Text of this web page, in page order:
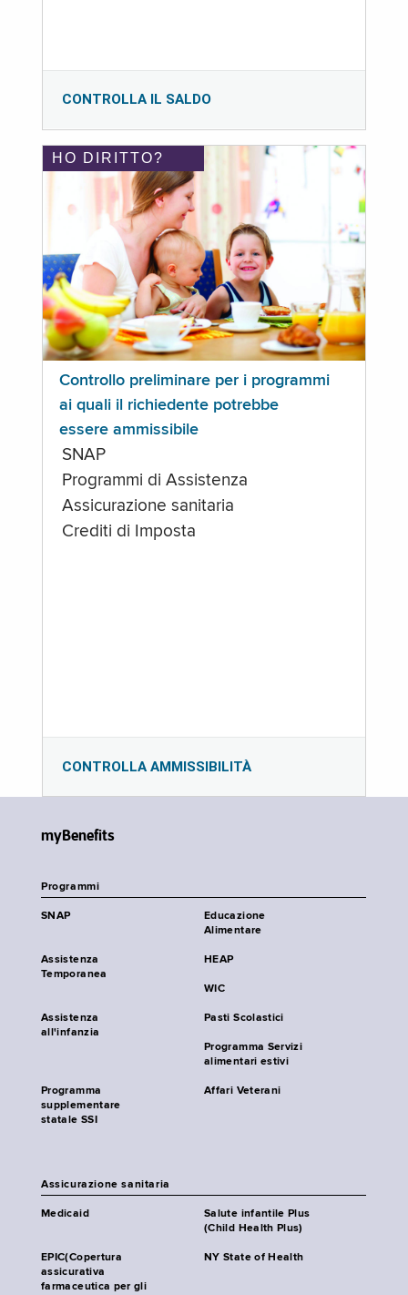
CONTROLLA IL SALDO
HO DIRITTO?
Controllo preliminare per i programmi
ai quali il richiedente potrebbe
essere ammissibile
SNAP
Programmi di Assistenza
Assicurazione sanitaria
Crediti di Imposta
CONTROLLA AMMISSIBILITÀ
myBenefits
Programmi
SNAP
Educazione
Alimentare
Assistenza
Temporanea
HEAP
WIC
Assistenza
all'infanzia
Pasti Scolastici
Programma Servizi
alimentari estivi
Programma
supplementare
statale SSI
Affari Veterani
Assicurazione sanitaria
Medicaid
Salute infantile Plus
(Child Health Plus)
EPIC(Copertura
assicurativa
farmaceutica per gli
NY State of Health